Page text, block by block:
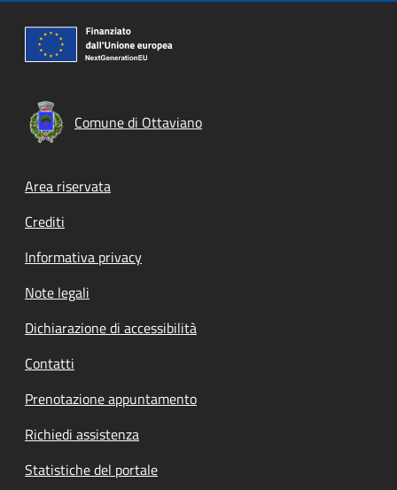
Comune di Ottaviano
Footer menu
Area riservata
Crediti
Informativa privacy
Note legali
Dichiarazione di accessibilità
Contatti
Prenotazione appuntamento
Richiedi assistenza
Statistiche del portale